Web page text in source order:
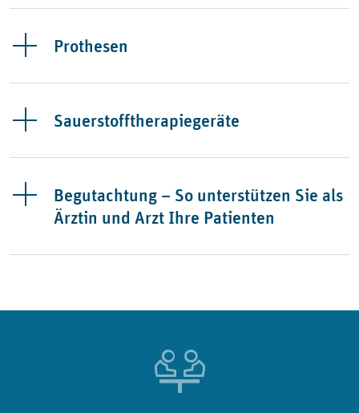
Prothesen
Sauerstofftherapiegeräte
Begutachtung – So unterstützen Sie als
Ärztin und Arzt Ihre Patienten